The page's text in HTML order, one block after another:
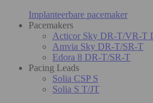
Implanteerbare pacemaker
Pacemakers
Acticor Sky DR-T/VR-T
Amvia Sky DR-T/SR-T
Edora 8 DR-T/SR-T
Pacing Leads
Solia CSP S
Solia S T/JT